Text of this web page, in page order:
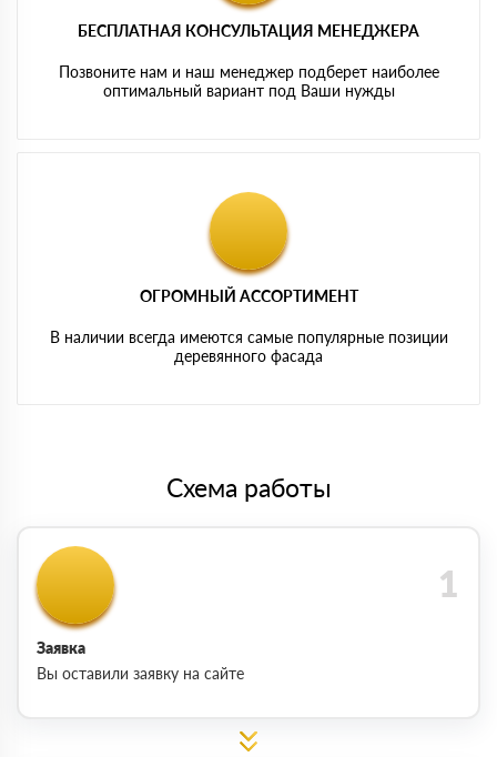
БЕСПЛАТНАЯ КОНСУЛЬТАЦИЯ МЕНЕДЖЕРА
Позвоните нам и наш менеджер подберет наиболее
оптимальный вариант под Ваши нужды
ОГРОМНЫЙ АССОРТИМЕНТ
В наличии всегда имеются самые популярные позиции
деревянного фасада
Схема работы
Заявка
Вы оставили заявку на сайте